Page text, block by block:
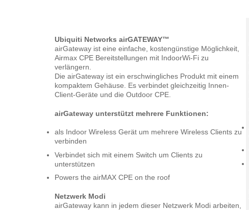
Ubiquiti Networks airGATEWAY™
airGateway ist eine einfache, kostengünstige Möglichkeit,
Airmax CPE Bereitstellungen mit IndoorWi-Fi zu
verlängern.
Die airGateway ist ein erschwingliches Produkt mit einem
kompaktem Gehäuse. Es verbindet gleichzeitig Innen-
Client-Geräte und die Outdoor CPE.
airGateway unterstützt mehrere Funktionen:
als Indoor Wireless Gerät um mehrere Wireless Clients zu
verbinden
Verbindet sich mit einem Switch um Clients zu
unterstützen
Powers the airMAX CPE on the roof
Netzwerk Modi
airGateway kann in jedem dieser Netzwerk Modi arbeiten,